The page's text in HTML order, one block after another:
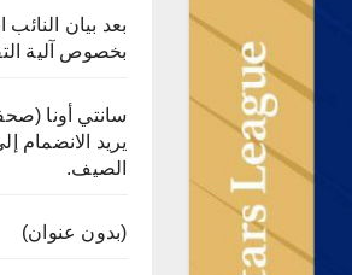
بعد بيان
بخصوص آلية
سانتي أونا
يريد الانضمام
الصيف.
(بدون عنوان)